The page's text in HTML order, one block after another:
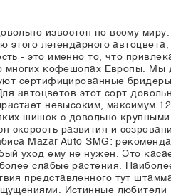
известен по всему миру.
легендарного
- это именно то, что
многих кофешопах Европы. Мы
сертифицированные
автоцветов этот сорт
невысоким, максимум
шишек с довольно
развития и
Mazar Auto SMG:
уход ему не нужен. Это
слабые растения.
представленного тут
Истинные любители